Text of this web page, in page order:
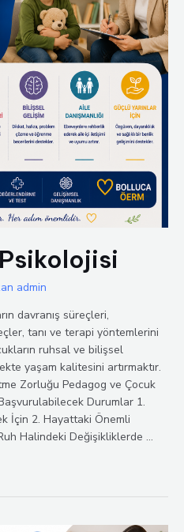
admin
davranış süreçleri,
tanı ve terapi yöntemlerini
ruhsal ve bilişsel
yaşam kalitesini artırmaktır.
Zorluğu Pedagog ve Çocuk
Durumlar 1.
İçin 2. Hayattaki Önemli
Halindeki Değişikliklerde …